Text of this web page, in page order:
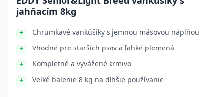
jahňacím 8kg
Chrumkavé vankúšiky s jemnou mäsovou náplňou
Vhodné pre starších psov a ľahké plemená
Kompletné a vyvážené krmivo
Veľké balenie 8 kg na dlhšie používanie